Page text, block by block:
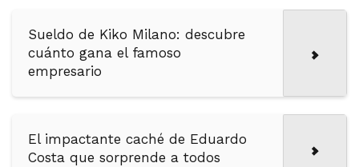
Sueldo de Kiko Milano: descubre
cuánto gana el famoso
empresario
El impactante caché de Eduardo
Costa que sorprende a todos